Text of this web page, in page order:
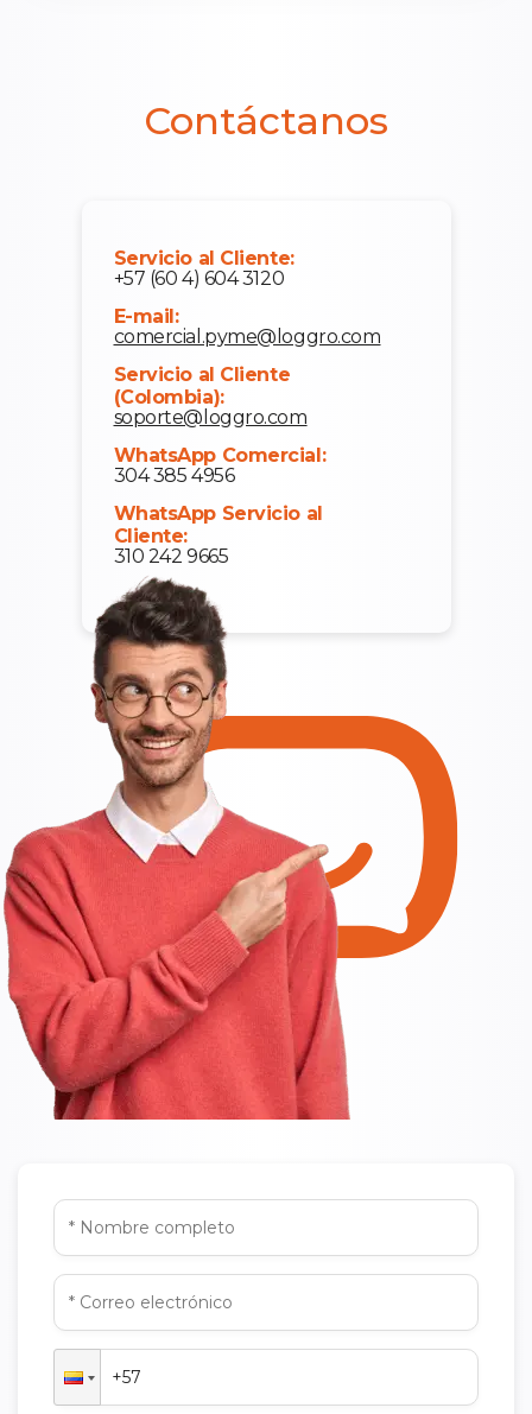
Contáctanos
Servicio al Cliente:
+57 (60 4) 604 3120
E-mail:
comercial.pyme@loggro.com
Servicio al Cliente
(Colombia):
soporte@loggro.com
WhatsApp Comercial:
304 385 4956
WhatsApp Servicio al
Cliente:
310 242 9665